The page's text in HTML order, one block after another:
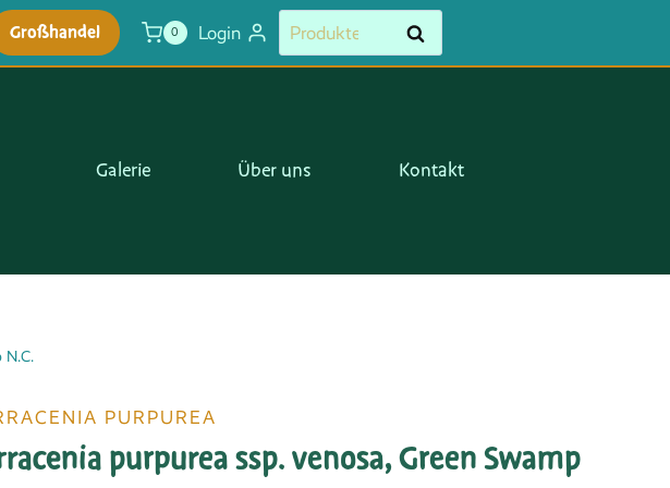
Großhandel 0 Login
Suchen
nach:
Suchen
Galerie Über uns Kontakt
N.C.
PURPUREA
purpurea ssp. venosa, Green Swamp
ssp.
venosa,